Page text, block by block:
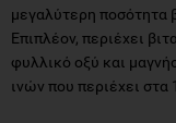
μεγαλύτερη ποσότητα
Επιπλέον, περιέχει
φυλλικό οξύ και
ινών που περιέχει στα